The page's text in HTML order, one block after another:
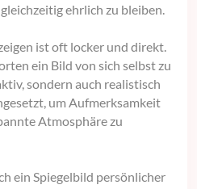
ehrlich zu bleiben.
ist oft locker und direkt.
ein Bild von sich selbst zu
sondern auch realistisch
um Aufmerksamkeit
Atmosphäre zu
ein Spiegelbild persönlicher